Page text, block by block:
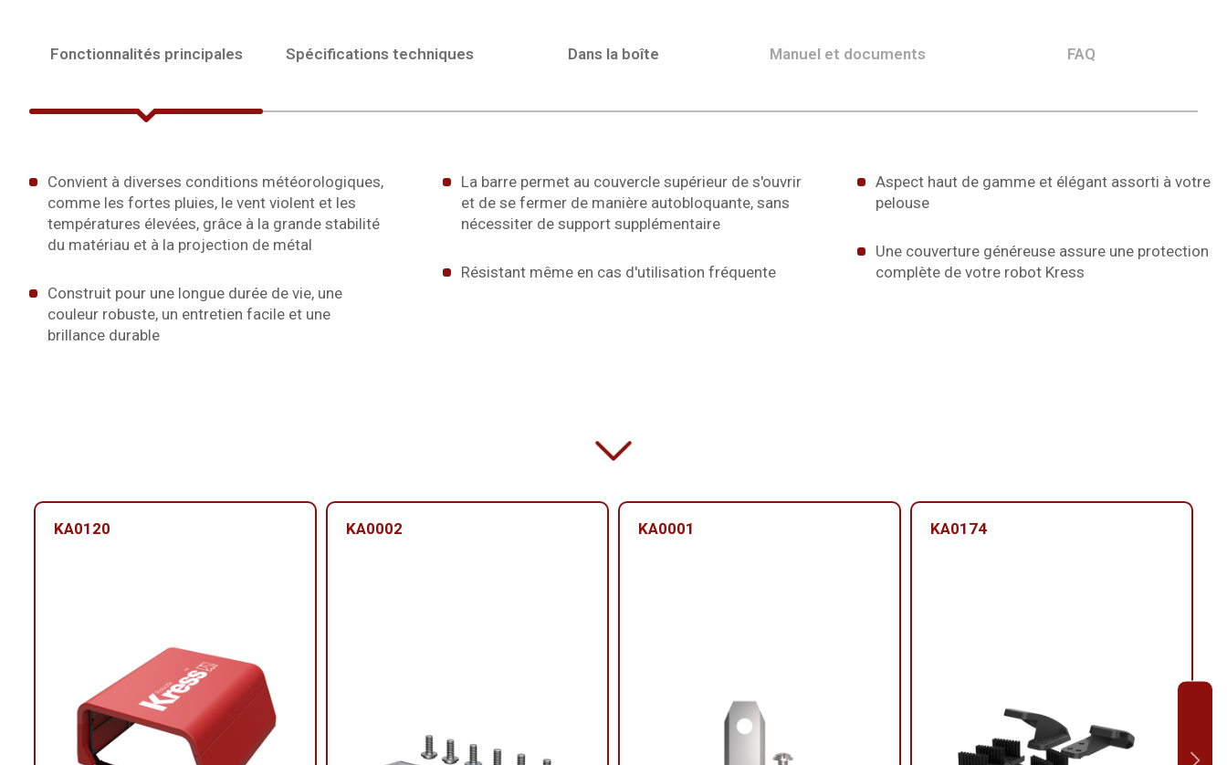
Fonctionnalités principales Spécifications techniques Dans la boîte Manuel et documents FAQ
Convient à diverses conditions météorologiques,
comme les fortes pluies, le vent violent et les
températures élevées, grâce à la grande stabilité
du matériau et à la projection de métal
Construit pour une longue durée de vie, une
couleur robuste, un entretien facile et une
brillance durable
La barre permet au couvercle supérieur de s'ouvrir
et de se fermer de manière autobloquante, sans
nécessiter de support supplémentaire
Résistant même en cas d'utilisation fréquente
Aspect haut de gamme et élégant assorti à votre
pelouse
Une couverture généreuse assure une protection
complète de votre robot Kress
KA0120 KA0002 KA0001 KA0174